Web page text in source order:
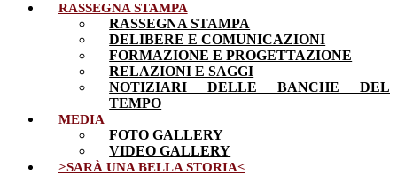
RASSEGNA STAMPA
RASSEGNA STAMPA
DELIBERE E COMUNICAZIONI
FORMAZIONE E PROGETTAZIONE
RELAZIONI E SAGGI
NOTIZIARI DELLE BANCHE DEL
TEMPO
MEDIA
FOTO GALLERY
VIDEO GALLERY
>SARÀ UNA BELLA STORIA<